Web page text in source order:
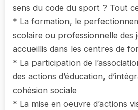
sens du code du sport ? Tout
* La formation, le
scolaire ou professionnelle des
accueillis dans les centres de
* La participation de
des actions d’éducation,
cohésion sociale
* La mise en oeuvre d’actions